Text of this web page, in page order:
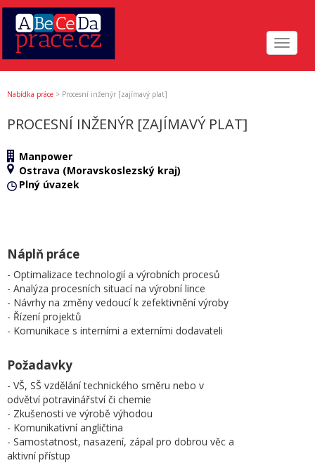
Toggle
Nabídka práce > Procesní inženýr [zajímavý plat]
PROCESNÍ INŽENÝR [ZAJÍMAVÝ PLAT]
Manpower
Ostrava (Moravskoslezský kraj)
Plný úvazek
Náplň práce
- Optimalizace technologií a výrobních procesů
- Analýza procesních situací na výrobní lince
- Návrhy na změny vedoucí k zefektivnění výroby
- Řízení projektů
- Komunikace s interními a externími dodavateli
Požadavky
- VŠ, SŠ vzdělání technického směru nebo v
odvětví potravinářství či chemie
- Zkušenosti ve výrobě výhodou
- Komunikativní angličtina
- Samostatnost, nasazení, zápal pro dobrou věc a
aktivní přístup